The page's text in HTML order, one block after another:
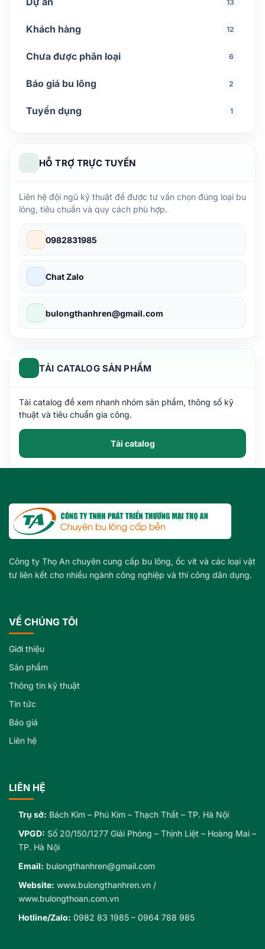
13
Khách hàng 12
Chưa được phân loại 6
Báo giá bu lông 2
Tuyển dụng 1
HỖ TRỢ TRỰC TUYẾN
Liên hệ đội ngũ kỹ thuật để được tư vấn chọn đúng loại bu
lông, tiêu chuẩn và quy cách phù hợp.
0982831985
Chat Zalo
bulongthanhren@gmail.com
TẢI CATALOG SẢN PHẨM
Tải catalog để xem nhanh nhóm sản phẩm, thông số kỹ
thuật và tiêu chuẩn gia công.
Tải catalog
Công ty Thọ An chuyên cung cấp bu lông, ốc vít và các loại vật
tư liên kết cho nhiều ngành công nghiệp và thi công dân dụng.
VỀ CHÚNG TÔI
Giới thiệu
Sản phẩm
Thông tin kỹ thuật
Tin tức
Báo giá
Liên hệ
LIÊN HỆ
Trụ sở: Bách Kim – Phú Kim – Thạch Thất – TP. Hà Nội
VPGD: Số 20/150/1277 Giải Phóng – Thịnh Liệt – Hoàng Mai –
TP. Hà Nội
Email: bulongthanhren@gmail.com
Website: www.bulongthanhren.vn /
www.bulongthoan.com.vn
Hotline/Zalo: 0982 83 1985 – 0964 788 985